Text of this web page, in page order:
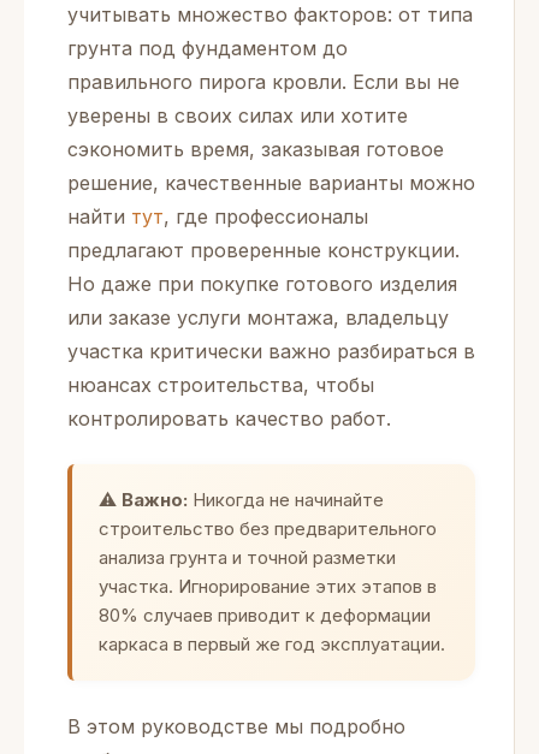
учитывать множество факторов: от типа
грунта под фундаментом до
правильного пирога кровли. Если вы не
уверены в своих силах или хотите
сэкономить время, заказывая готовое
решение, качественные варианты можно
найти тут, где профессионалы
предлагают проверенные конструкции.
Но даже при покупке готового изделия
или заказе услуги монтажа, владельцу
участка критически важно разбираться в
нюансах строительства, чтобы
контролировать качество работ.
⚠️ Важно: Никогда не начинайте
строительство без предварительного
анализа грунта и точной разметки
участка. Игнорирование этих этапов в
80% случаев приводит к деформации
каркаса в первый же год эксплуатации.
В этом руководстве мы подробно